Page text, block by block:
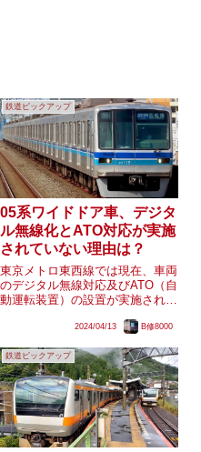
鉄道ピックアップ
05系ワイドドア車、デジタ
ル無線化とATO対応が実施
されていない理由は？
東京メトロ東西線では現在、車両
のデジタル無線対応及びATO（自
動運転装置）の設置が実施されて
ートの記録などから東西線を走る
た時期を整理しておきます。（編
成ノート）東京メトロ – 4...
2024/04/13 B修8000
鉄道ピックアップ